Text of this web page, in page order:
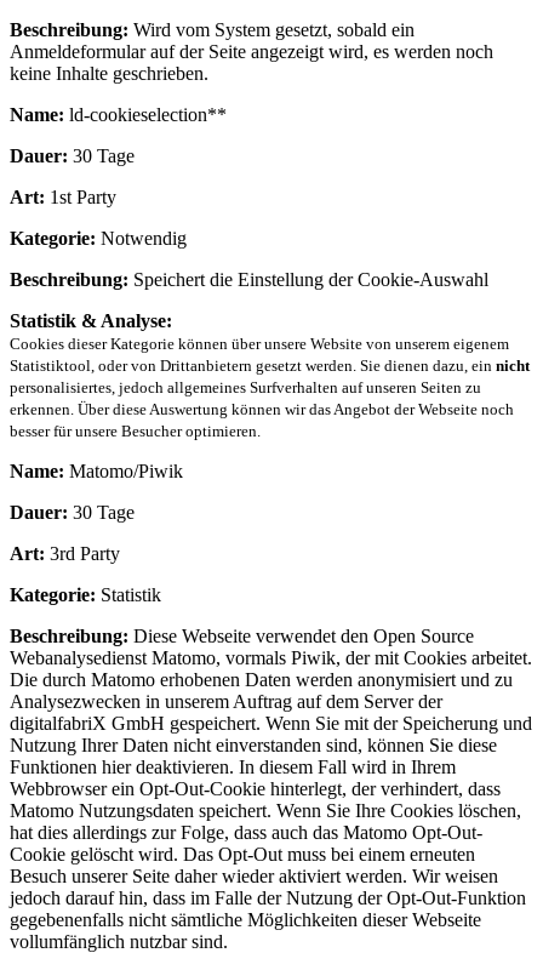
Beschreibung: Wird vom System gesetzt, sobald ein
Anmeldeformular auf der Seite angezeigt wird, es werden noch
keine Inhalte geschrieben.
Name: ld-cookieselection**
Dauer: 30 Tage
Art: 1st Party
Kategorie: Notwendig
Beschreibung: Speichert die Einstellung der Cookie-Auswahl
Statistik & Analyse:
Cookies dieser Kategorie können über unsere Website von unserem eigenem
Statistiktool, oder von Drittanbietern gesetzt werden. Sie dienen dazu, ein nicht
personalisiertes, jedoch allgemeines Surfverhalten auf unseren Seiten zu
erkennen. Über diese Auswertung können wir das Angebot der Webseite noch
besser für unsere Besucher optimieren.
Name: Matomo/Piwik
Dauer: 30 Tage
Art: 3rd Party
Kategorie: Statistik
Beschreibung: Diese Webseite verwendet den Open Source
Webanalysedienst Matomo, vormals Piwik, der mit Cookies arbeitet.
Die durch Matomo erhobenen Daten werden anonymisiert und zu
Analysezwecken in unserem Auftrag auf dem Server der
digitalfabriX GmbH gespeichert. Wenn Sie mit der Speicherung und
Nutzung Ihrer Daten nicht einverstanden sind, können Sie diese
Funktionen hier deaktivieren. In diesem Fall wird in Ihrem
Webbrowser ein Opt-Out-Cookie hinterlegt, der verhindert, dass
Matomo Nutzungsdaten speichert. Wenn Sie Ihre Cookies löschen,
hat dies allerdings zur Folge, dass auch das Matomo Opt-Out-
Cookie gelöscht wird. Das Opt-Out muss bei einem erneuten
Besuch unserer Seite daher wieder aktiviert werden. Wir weisen
jedoch darauf hin, dass im Falle der Nutzung der Opt-Out-Funktion
gegebenenfalls nicht sämtliche Möglichkeiten dieser Webseite
vollumfänglich nutzbar sind.